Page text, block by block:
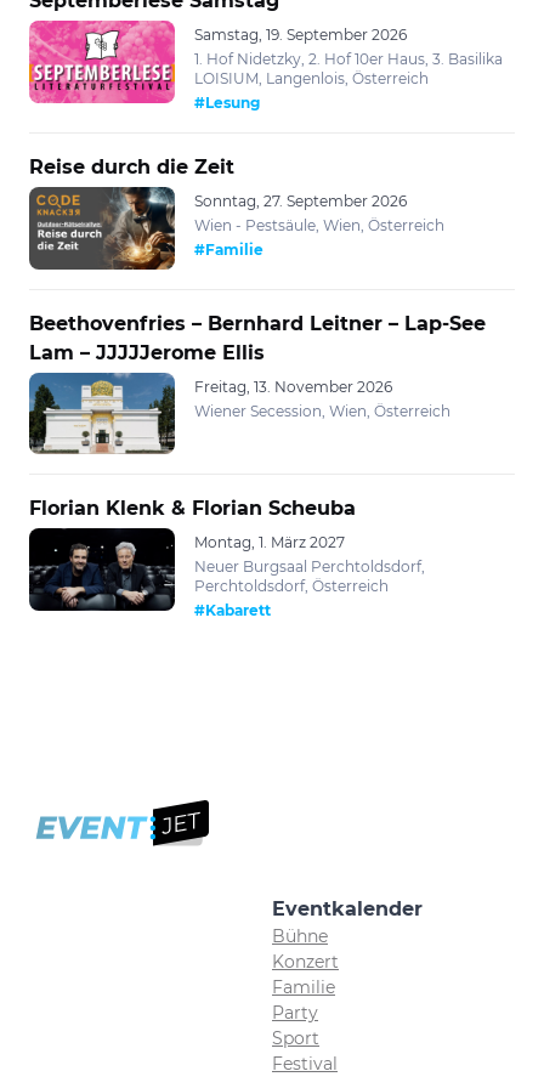
Samstag, 19. September 2026
1. Hof Nidetzky, 2. Hof 10er Haus, 3. Basilika
LOISIUM, Langenlois, Österreich
#Lesung
Reise durch die Zeit
Sonntag, 27. September 2026
Wien - Pestsäule, Wien, Österreich
#Familie
Beethovenfries – Bernhard Leitner – Lap-See
Lam – JJJJJerome Ellis
Freitag, 13. November 2026
Wiener Secession, Wien, Österreich
Florian Klenk & Florian Scheuba
Montag, 1. März 2027
Neuer Burgsaal Perchtoldsdorf,
Perchtoldsdorf, Österreich
#Kabarett
Eventkalender
Bühne
Konzert
Familie
Party
Sport
Festival